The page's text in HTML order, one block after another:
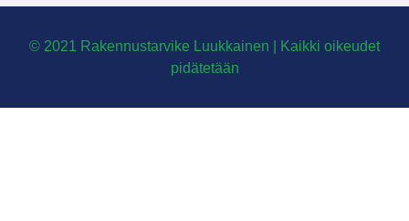
© 2021 Rakennustarvike Luukkainen | Kaikki oikeudet
pidätetään